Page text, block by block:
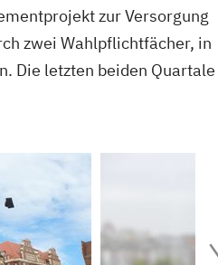
zur Versorgung
zwei Wahlpflichtfächer, in
Die letzten beiden Quartale